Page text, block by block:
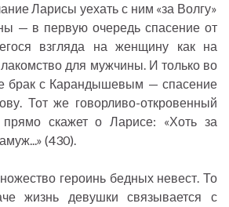
Ларисы уехать с ним «за Волгу»
— в первую очередь спасение от
взгляда на женщину как на
для мужчины. И только во
брак с Карандышевым — спасение
Тот же говорливо-откровенный
скажет о Ларисе: «Хоть за
(430).
героинь бедных невест. То
жизнь девушки связывается с